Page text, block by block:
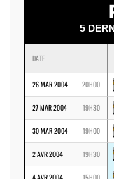
5
DATE
26 MAR 2004 20H00
27 MAR 2004 19H30
30 MAR 2004 19H00
2 AVR 2004 19H30